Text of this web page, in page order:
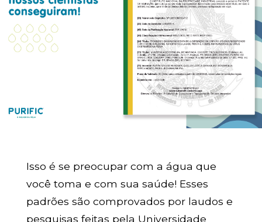
Isso é se preocupar com a água que
você toma e com sua saúde! Esses
padrões são comprovados por laudos e
pesquisas feitas pela Universidade